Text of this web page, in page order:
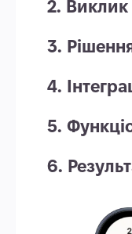
2. Виклик
3.
4.
5.
6.